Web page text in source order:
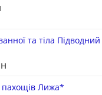
та тіла
пахощів Лижа*